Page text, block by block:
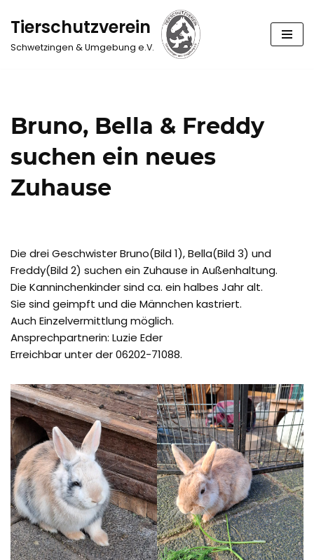
Zum
Inhalt
Tierschutzverein
Schwetzingen & Umgebung e.V.
Bruno, Bella & Freddy
suchen ein neues
Zuhause
Die drei Geschwister Bruno(Bild 1), Bella(Bild 3) und
Freddy(Bild 2) suchen ein Zuhause in Außenhaltung.
Die Kanninchenkinder sind ca. ein halbes Jahr alt.
Sie sind geimpft und die Männchen kastriert.
Auch Einzelvermittlung möglich.
Ansprechpartnerin: Luzie Eder
Erreichbar unter der 06202-71088.